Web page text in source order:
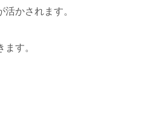
かされます。
す。